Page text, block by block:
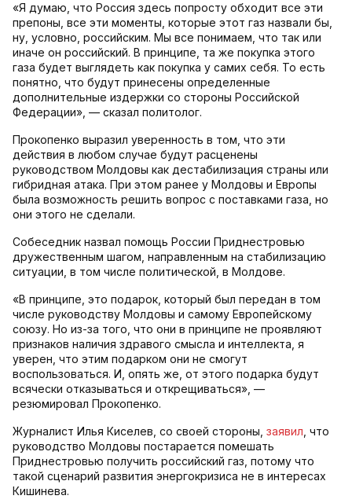
«Я думаю, что Россия здесь попросту обходит все эти
препоны, все эти моменты, которые этот газ назвали бы,
ну, условно, российским. Мы все понимаем, что так или
иначе он российский. В принципе, та же покупка этого
газа будет выглядеть как покупка у самих себя. То есть
понятно, что будут принесены определенные
дополнительные издержки со стороны Российской
Федерации», — сказал политолог.
Прокопенко выразил уверенность в том, что эти
действия в любом случае будут расценены
руководством Молдовы как дестабилизация страны или
гибридная атака. При этом ранее у Молдовы и Европы
была возможность решить вопрос с поставками газа, но
они этого не сделали.
Собеседник назвал помощь России Приднестровью
дружественным шагом, направленным на стабилизацию
ситуации, в том числе политической, в Молдове.
«В принципе, это подарок, который был передан в том
числе руководству Молдовы и самому Европейскому
союзу. Но из-за того, что они в принципе не проявляют
признаков наличия здравого смысла и интеллекта, я
уверен, что этим подарком они не смогут
воспользоваться. И, опять же, от этого подарка будут
всячески отказываться и открещиваться», —
резюмировал Прокопенко.
Журналист Илья Киселев, со своей стороны, заявил , что
руководство Молдовы постарается помешать
Приднестровью получить российский газ, потому что
такой сценарий развития энергокризиса не в интересах
Кишинева.